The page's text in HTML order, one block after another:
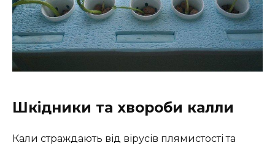
Шкідники та хвороби калли
Кали страждають від вірусів плямистості та